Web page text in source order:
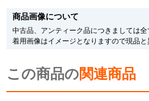
繁體中文
ภาษาไทย
商品画像について
中古品、アンティーク品につきましては全
着用画像はイメージとなりますので現品と
この商品の関連商品
メーカー保護シールの有無に個体差がござ
また、メーカーにてマイナーチェンジがな
の仕様で販売させていただきますので予め
尚、中古品、アンティーク品につきまして
ます。
の掲載を控えております。